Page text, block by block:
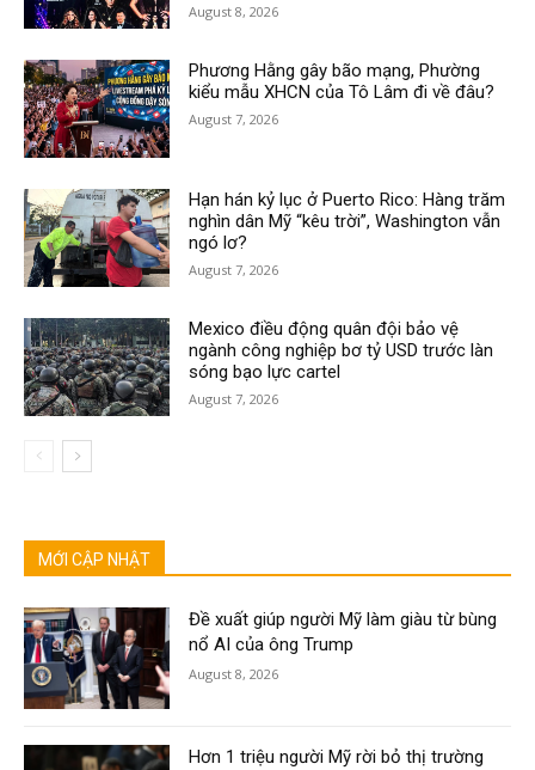
August 8, 2026
Phương Hằng gây bão mạng, Phường
kiểu mẫu XHCN của Tô Lâm đi về đâu?
August 7, 2026
Hạn hán kỷ lục ở Puerto Rico: Hàng trăm
nghìn dân Mỹ “kêu trời”, Washington vẫn
ngó lơ?
August 7, 2026
Mexico điều động quân đội bảo vệ
ngành công nghiệp bơ tỷ USD trước làn
sóng bạo lực cartel
August 7, 2026
MỚI CẬP NHẬT
Đề xuất giúp người Mỹ làm giàu từ bùng
nổ AI của ông Trump
August 8, 2026
Hơn 1 triệu người Mỹ rời bỏ thị trường